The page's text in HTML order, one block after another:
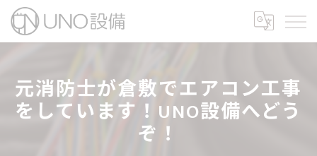
元消防士が倉敷でエアコン工事
をしています！UNO設備へどう
ぞ！